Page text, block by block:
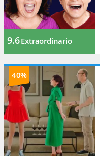
9.6Extraordinario
40%